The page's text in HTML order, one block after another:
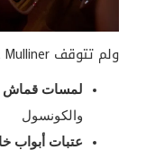
ولم تتوقف Mulliner عند هذا الحد، إذ أضافت:
لمسات قماش Tweed
والكونسول
عتبات أبواب